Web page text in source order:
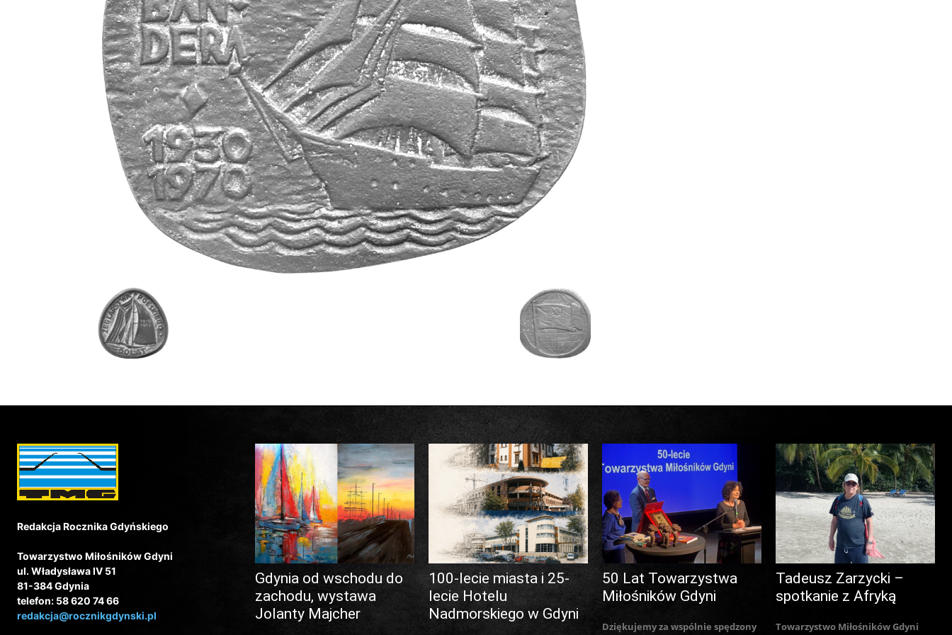
Redakcja Rocznika Gdyńskiego
Towarzystwo Miłośników Gdyni
ul. Władysława IV 51
81-384 Gdynia
telefon: 58 620 74 66
redakcja@rocznikgdynski.pl
Gdynia od wschodu do
zachodu, wystawa
Jolanty Majcher
100-lecie miasta i 25-
lecie Hotelu
Nadmorskiego w Gdyni
50 Lat Towarzystwa
Miłośników Gdyni
Dziękujemy za wspólnie spędzony
Tadeusz Zarzycki –
spotkanie z Afryką
Towarzystwo Miłośników Gdyni